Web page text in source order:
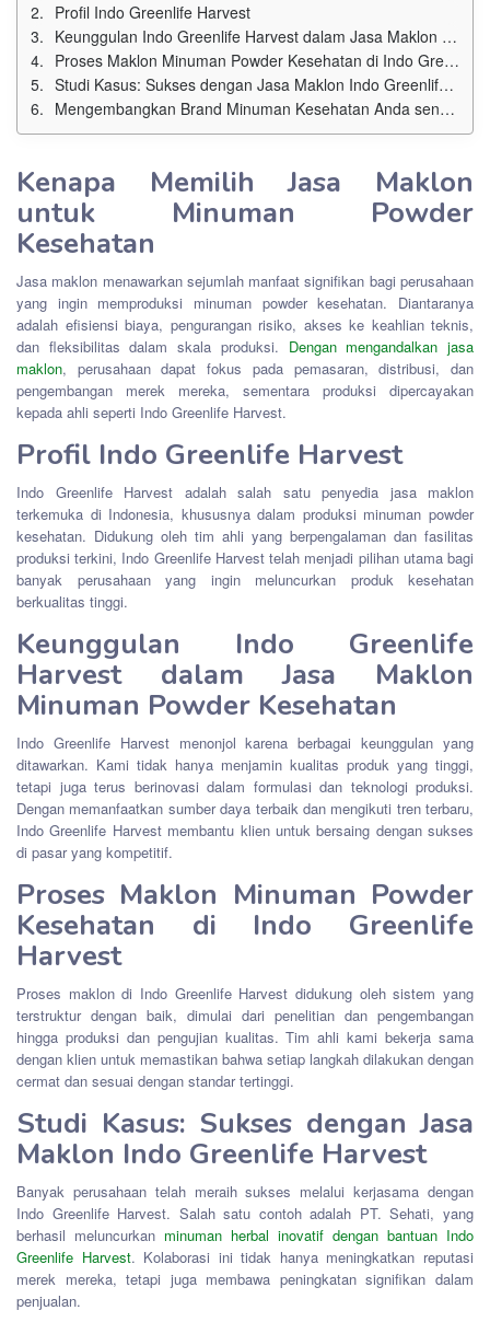
Profil Indo Greenlife Harvest
Keunggulan Indo Greenlife Harvest dalam Jasa Maklon Minuman Powder Kesehatan
Proses Maklon Minuman Powder Kesehatan di Indo Greenlife Harvest
Studi Kasus: Sukses dengan Jasa Maklon Indo Greenlife Harvest
Mengembangkan Brand Minuman Kesehatan Anda sendiri dengan Indo Greenlife Harvest
Kenapa Memilih Jasa Maklon
untuk Minuman Powder
Kesehatan
Jasa maklon menawarkan sejumlah manfaat signifikan bagi perusahaan
yang ingin memproduksi minuman powder kesehatan. Diantaranya
adalah efisiensi biaya, pengurangan risiko, akses ke keahlian teknis,
dan fleksibilitas dalam skala produksi. Dengan mengandalkan jasa
maklon, perusahaan dapat fokus pada pemasaran, distribusi, dan
pengembangan merek mereka, sementara produksi dipercayakan
kepada ahli seperti Indo Greenlife Harvest.
Profil Indo Greenlife Harvest
Indo Greenlife Harvest adalah salah satu penyedia jasa maklon
terkemuka di Indonesia, khususnya dalam produksi minuman powder
kesehatan. Didukung oleh tim ahli yang berpengalaman dan fasilitas
produksi terkini, Indo Greenlife Harvest telah menjadi pilihan utama bagi
banyak perusahaan yang ingin meluncurkan produk kesehatan
berkualitas tinggi.
Keunggulan Indo Greenlife
Harvest dalam Jasa Maklon
Minuman Powder Kesehatan
Indo Greenlife Harvest menonjol karena berbagai keunggulan yang
ditawarkan. Kami tidak hanya menjamin kualitas produk yang tinggi,
tetapi juga terus berinovasi dalam formulasi dan teknologi produksi.
Dengan memanfaatkan sumber daya terbaik dan mengikuti tren terbaru,
Indo Greenlife Harvest membantu klien untuk bersaing dengan sukses
di pasar yang kompetitif.
Proses Maklon Minuman Powder
Kesehatan di Indo Greenlife
Harvest
Proses maklon di Indo Greenlife Harvest didukung oleh sistem yang
terstruktur dengan baik, dimulai dari penelitian dan pengembangan
hingga produksi dan pengujian kualitas. Tim ahli kami bekerja sama
dengan klien untuk memastikan bahwa setiap langkah dilakukan dengan
cermat dan sesuai dengan standar tertinggi.
Studi Kasus: Sukses dengan Jasa
Maklon Indo Greenlife Harvest
Banyak perusahaan telah meraih sukses melalui kerjasama dengan
Indo Greenlife Harvest. Salah satu contoh adalah PT. Sehati, yang
berhasil meluncurkan minuman herbal inovatif dengan bantuan Indo
Greenlife Harvest. Kolaborasi ini tidak hanya meningkatkan reputasi
merek mereka, tetapi juga membawa peningkatan signifikan dalam
penjualan.